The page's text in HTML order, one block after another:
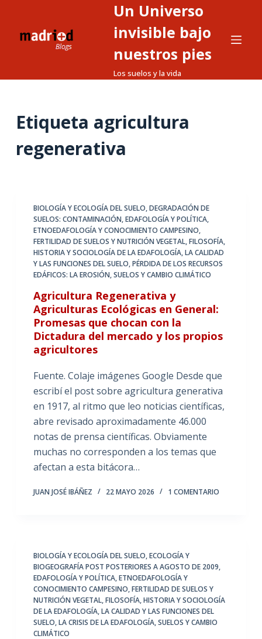
Un Universo
invisible bajo
nuestros pies
Los suelos y la vida
Etiqueta agricultura
regenerativa
BIOLOGÍA Y ECOLOGÍA DEL SUELO,DEGRADACIÓN DE
SUELOS: CONTAMINACIÓN,EDAFOLOGÍA Y POLÍTICA,
ETNOEDAFOLOGÍA Y CONOCIMIENTO CAMPESINO,
FERTILIDAD DE SUELOS Y NUTRICIÓN VEGETAL,FILOSOFÍA,
HISTORIA Y SOCIOLOGÍA DE LA EDAFOLOGÍA,LA CALIDAD
Y LAS FUNCIONES DEL SUELO,PÉRDIDA DE LOS RECURSOS
EDÁFICOS: LA EROSIÓN,SUELOS Y CAMBIO CLIMÁTICO
Agricultura Regenerativa y
Agriculturas Ecológicas en General:
Promesas que chocan con la
Dictadura del mercado y los propios
agricultores
Fuente. Colaje imágenes Google Desde que
escribí el post sobre agricultura generativa
en 1917, al ritmo que leo noticias científicas,
abre revisado aproximadamente 46.000
notas de prensa científicas. Obviamente
muchas no corresponden a los temas que
afectan a esta bitácora…
JUAN JOSÉ IBÁÑEZ 22 MAYO 2026 1 COMENTARIO
BIOLOGÍA Y ECOLOGÍA DEL SUELO,ECOLOGÍA Y
BIOGEOGRAFÍA POST POSTERIORES A AGOSTO DE 2009,
EDAFOLOGÍA Y POLÍTICA,ETNOEDAFOLOGÍA Y
CONOCIMIENTO CAMPESINO,FERTILIDAD DE SUELOS Y
NUTRICIÓN VEGETAL,FILOSOFÍA, HISTORIA Y SOCIOLOGÍA
DE LA EDAFOLOGÍA,LA CALIDAD Y LAS FUNCIONES DEL
SUELO,LA CRISIS DE LA EDAFOLOGÍA,SUELOS Y CAMBIO
CLIMÁTICO